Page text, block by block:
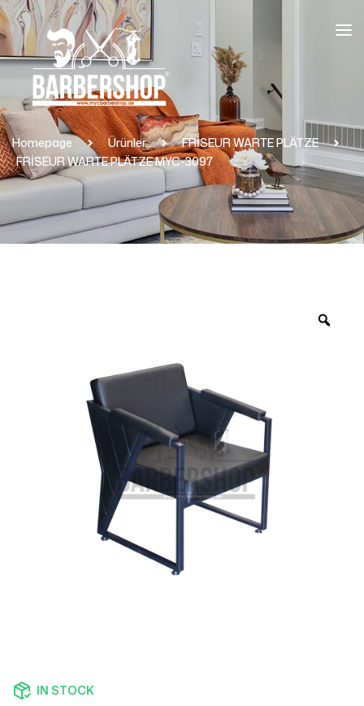
Homepage Ürünler
FRİSEUR WARTE PLÄTZE
FRİSEUR WARTE PLÄTZE MYC-3097
IN STOCK